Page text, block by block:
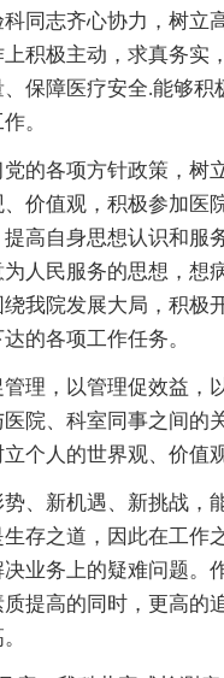
同志齐心协力，树立
积极主动，求真务实
保障医疗安全.能够积
。
各项方针政策，树
价值观，积极参加医
高自身思想认识和服
人民服务的思想，想
绕我院发展大局，积极
的各项工作任务。
，以管理促效益，
院、科室同事之间的
个人的世界观、价值
新机遇、新挑战，
存之道，因此在工作
业务上的疑难问题。
提高的同时，更高的